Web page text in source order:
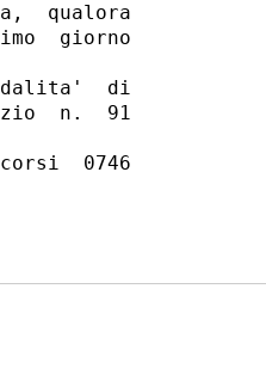
qualora
giorno
di
n.  91
0746